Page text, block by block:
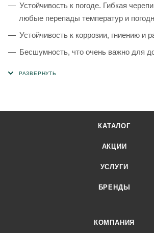
Устойчивость к погоде. Гибкая
любые перепады температур и
Устойчивость к коррозии, гниению и
Бесшумность, что очень важно для
Соотношение цены и качества.
сочетает в себе надежность и
гарантию, подтвержденную
Легкий монтаж. Действуя по
КАТАЛОГ
АКЦИИ
УСЛУГИ
БРЕНДЫ
КОМПАНИЯ